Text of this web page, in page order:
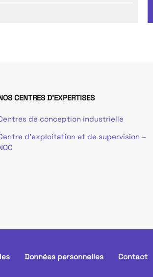
CENTRES D'EXPERTISES
de conception industrielle
d’exploitation et de supervision –
Données personnelles Contact